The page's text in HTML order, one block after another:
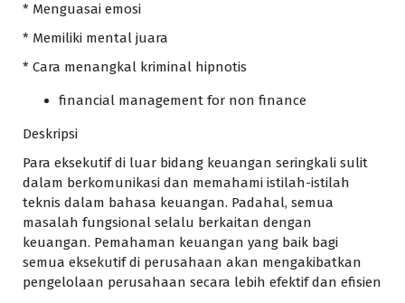
* Menguasai emosi
* Memiliki mental juara
* Cara menangkal kriminal hipnotis
financial management for non finance
Deskripsi
Para eksekutif di luar bidang keuangan seringkali sulit
dalam berkomunikasi dan memahami istilah-istilah
teknis dalam bahasa keuangan. Padahal, semua
masalah fungsional selalu berkaitan dengan
keuangan. Pemahaman keuangan yang baik bagi
semua eksekutif di perusahaan akan mengakibatkan
pengelolaan perusahaan secara lebih efektif dan efisien